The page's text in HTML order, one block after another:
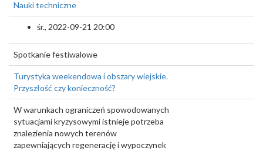
Nauki techniczne
śr., 2022-09-21 20:00
Spotkanie festiwalowe
Turystyka weekendowa i obszary wiejskie.
Przyszłość czy konieczność?
W warunkach ograniczeń spowodowanych
sytuacjami kryzysowymi istnieje potrzeba
znalezienia nowych terenów
zapewniających regenerację i wypoczynek